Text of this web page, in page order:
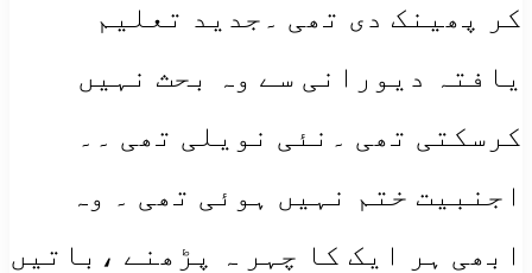
کر پھینک دی تھی ۔جدید تعلیم
یافتہ دیورانی سے وہ بحث نہیں
کرسکتی تھی ۔نئی نویلی تھی ۔۔
اجنبیت ختم نہیں ہوئی تھی ۔ وہ
ابھی ہر ایک کا چہر ہ پڑھنے ،باتیں